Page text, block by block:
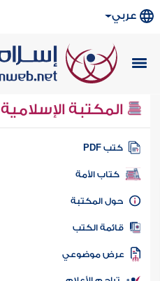
عربي
المكتبة الإسلامية
كتب PDF
كتاب الأمة
المكتبة
الكتب